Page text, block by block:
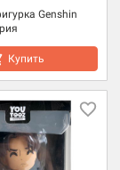
Genshin
Купить